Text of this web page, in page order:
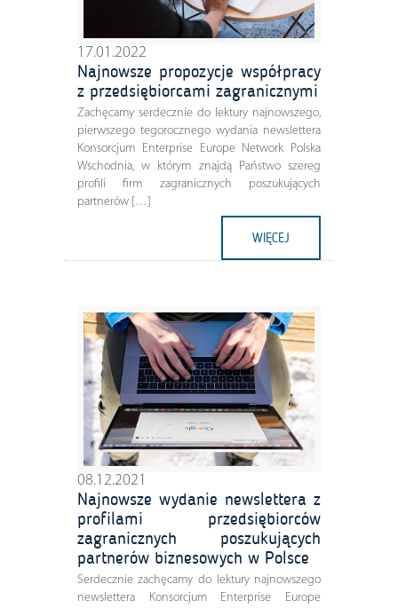
17.01.2022
Najnowsze propozycje współpracy
z przedsiębiorcami zagranicznymi
Zachęcamy serdecznie do lektury najnowszego,
pierwszego tegorocznego wydania newslettera
Konsorcjum Enterprise Europe Network Polska
Wschodnia, w którym znajdą Państwo szereg
profili firm zagranicznych poszukujących
partnerów […]
WIĘCEJ
08.12.2021
Najnowsze wydanie newslettera z
profilami przedsiębiorców
zagranicznych poszukujących
partnerów biznesowych w Polsce
Serdecznie zachęcamy do lektury najnowszego
newslettera Konsorcjum Enterprise Europe